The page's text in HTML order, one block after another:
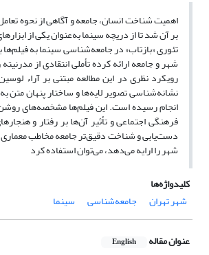
اهمیت شناخت انسان، جامعه و آگاهی از نحوه
بر آن شد تا از دریچه سینما به‌عنوان یکی از
تئوری «بازتاب» در جامعه‌شناسی سینما به
شهر و جامعه ارائه کرده تأملی انتقادی از
انجام رسیده است. این فیلم‌ها مشخصه‌های روشن
فرهنگی اجتماعی و تأثیر آن‌ها بر رفتار و
دست‌یابی و شناخت دقیق‌تر جامعه مخاطب معماری و
شهر را ارایه می‌دهد، می‌توان استفاده کرد
کلیدواژه‌ها
شهر تهران
جامعه‌شناسی سینما
عنوان مقاله English